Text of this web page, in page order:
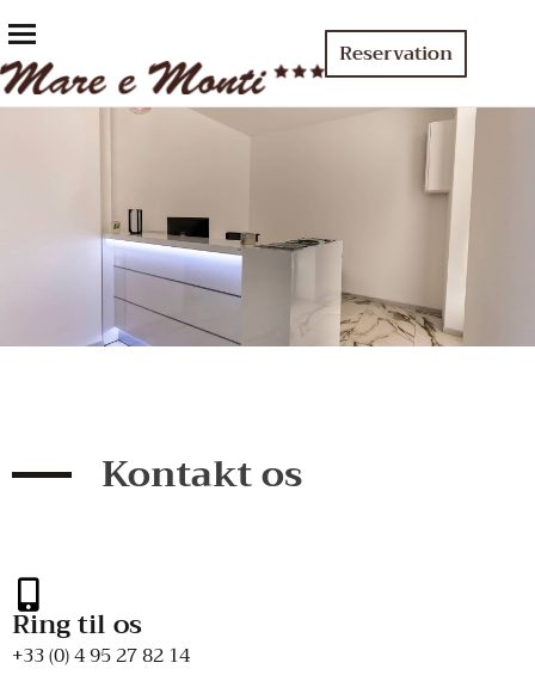
Reservation
Kontakt os
Ring til os
+33 (0) 4 95 27 82 14